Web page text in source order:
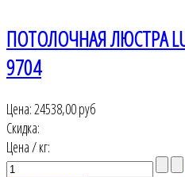
ПОТОЛОЧНАЯ ЛЮСТРА
9704
Цена:24538,00 руб
Скидка:
Цена / кг: